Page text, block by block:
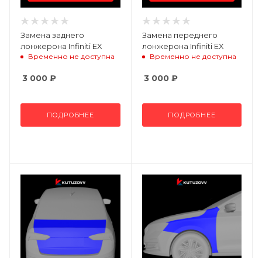
Замена заднего
лонжерона Infiniti EX
Временно не доступна
3 000 ₽
ПОДРОБНЕЕ
Замена переднего
лонжерона Infiniti EX
Временно не доступна
3 000₽
ПОДРОБНЕЕ